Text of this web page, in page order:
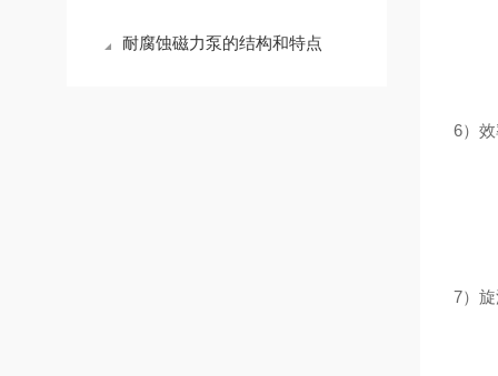
耐腐蚀磁力泵的结构和特点
6）
7）